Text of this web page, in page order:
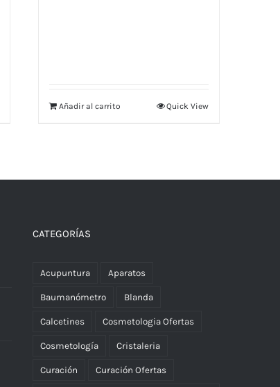
Añadir al carrito Quick View
CATEGORÍAS
Acupuntura Aparatos
Baumanómetro Blanda
Calcetines Cosmetologia Ofertas
Cosmetología Cristaleria
Curación Curación Ofertas